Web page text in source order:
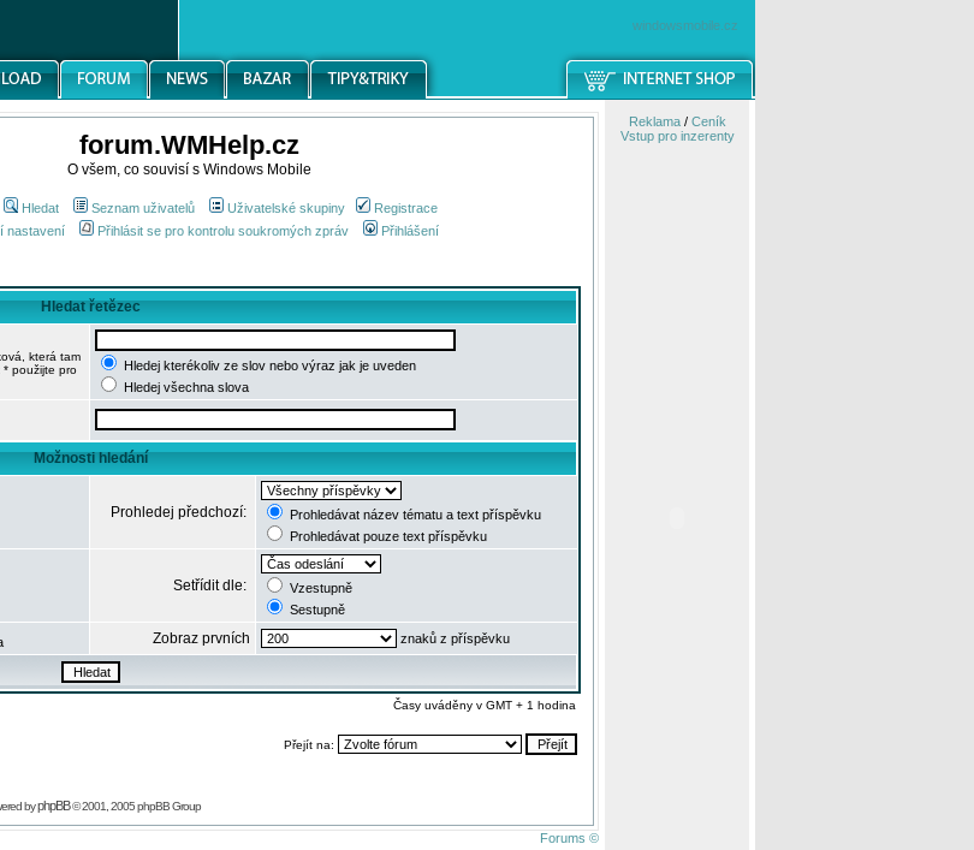
windowsmobile.cz
forum.WMHelp.cz
O všem, co souvisí s Windows Mobile
Hledat Seznam uživatelů Uživatelské skupiny
Registrace
nastavení
Přihlásit se pro kontrolu soukromých zpráv Přihlášení
Hledat řetězec
která tam
* použijte pro
Hledej kterékoliv ze slov nebo výraz jak je uveden
Hledej všechna slova
Možnosti hledání
Prohledej předchozí:
Prohledávat název tématu a text příspěvku
Prohledávat pouze text příspěvku
Setřídit dle:
Vzestupně
Sestupně
Zobraz prvních znaků z příspěvku
Časy uváděny v GMT + 1 hodina
Přejít na:
byphpBB© 2001, 2005 phpBB Group
Forums ©
Reklama/ Ceník
Vstup pro inzerenty